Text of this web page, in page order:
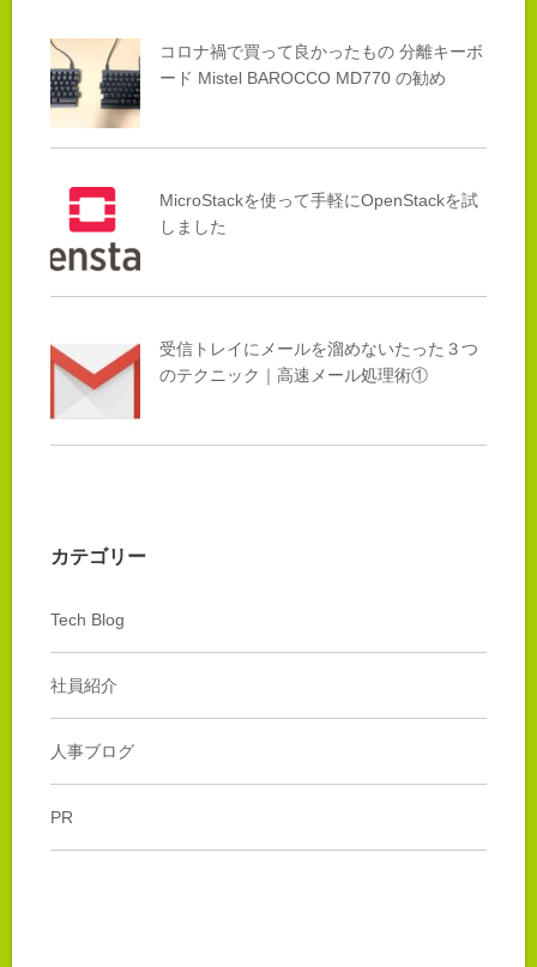
コロナ禍で買って良かったもの 分離キーボ
ード Mistel BAROCCO MD770 の勧め
MicroStackを使って手軽にOpenStackを試
しました
受信トレイにメールを溜めないたった３つ
のテクニック｜高速メール処理術①
カテゴリー
Tech Blog
社員紹介
人事ブログ
PR